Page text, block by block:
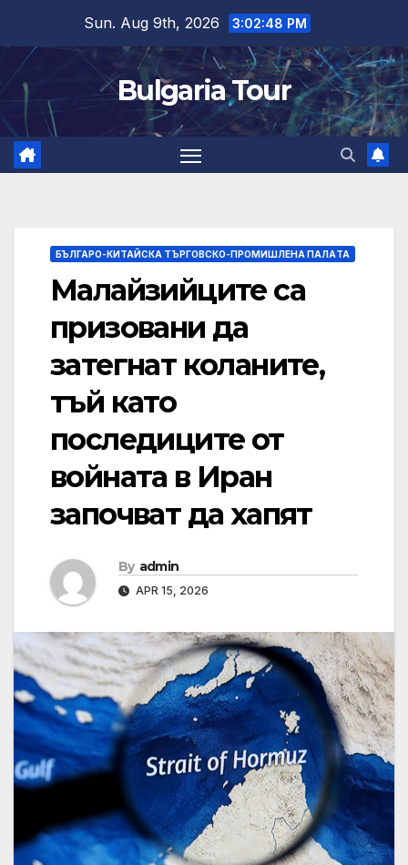
content
Sun. Aug 9th, 2026 3:02:49 PM
Bulgaria Tour
БЪЛГАРО-КИТАЙСКА ТЪРГОВСКО-ПРОМИШЛЕНА ПАЛAТА
Малайзийците са
призовани да
затегнат коланите,
тъй като
последиците от
войната в Иран
започват да хапят
By admin
APR 15, 2026